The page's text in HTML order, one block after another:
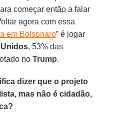
começar então a falar
agora com essa
em Bolsonaro” é jogar
, 53% das
noTrump.
dizer que o projeto
mas não é cidadão,